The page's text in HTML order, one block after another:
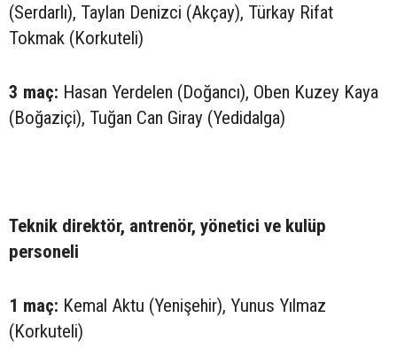
(Serdarlı), Taylan Denizci (Akçay), Türkay Rifat
Tokmak (Korkuteli)
3 maç: Hasan Yerdelen (Doğancı), Oben Kuzey Kaya
(Boğaziçi), Tuğan Can Giray (Yedidalga)
Teknik direktör, antrenör, yönetici ve kulüp
personeli
1 maç: Kemal Aktu (Yenişehir), Yunus Yılmaz
(Korkuteli)